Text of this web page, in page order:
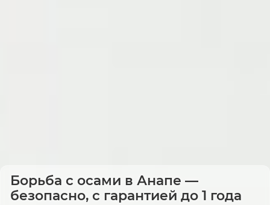
Борьба с осами в Анапе —
безопасно, с гарантией до 1 года